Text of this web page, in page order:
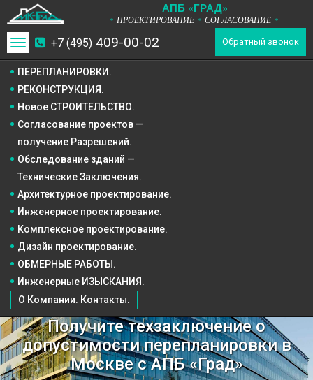
АПБ «ГРАД»
* ПРОЕКТИРОВАНИЕ * СОГЛАСОВАНИЕ *
+7 (495) 409-00-02 Обратный звонок
Toggle
navigation
ПЕРЕПЛАНИРОВКИ.
РЕКОНСТРУКЦИЯ.
Новое СТРОИТЕЛЬСТВО.
ОБМЕРНЫЕ РАБОТЫ.
Инженерные ИЗЫСКАНИЯ.
О Компании. Контакты.
Согласование проектов —
получение Разрешений.
Обследование зданий —
Технические Заключения.
Архитектурное проектирование.
Инженерное проектирование.
Комплексное проектирование.
Дизайн проектирование.
Получите техзаключение о
допустимости перепланировки в
Москве с АПБ «Град»